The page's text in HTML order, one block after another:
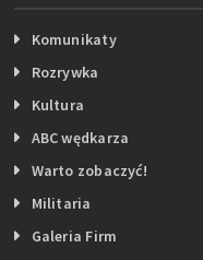
Komunikaty
Rozrywka
Kultura
ABC wędkarza
Warto zobaczyć!
Militaria
Galeria Firm